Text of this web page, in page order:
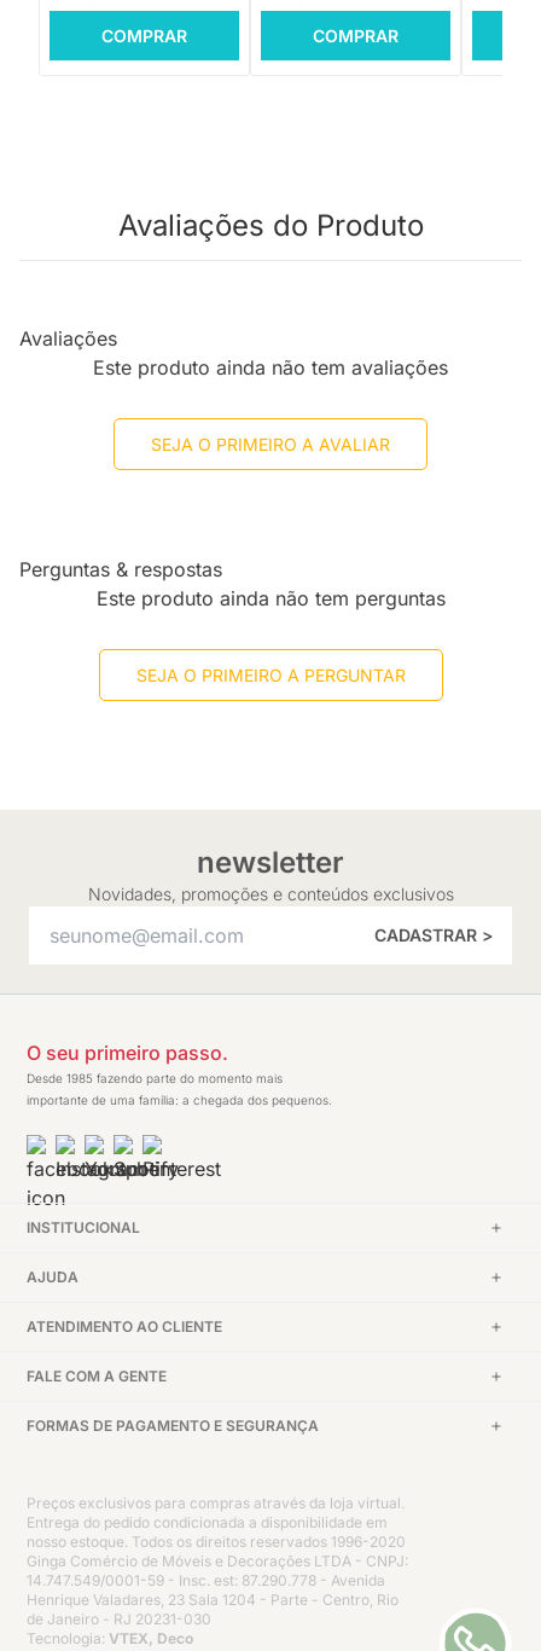
COMPRAR COMPRAR
Avaliações do Produto
Avaliações
Este produto ainda não tem avaliações
SEJA O PRIMEIRO A AVALIAR
Perguntas & respostas
Este produto ainda não tem perguntas
SEJA O PRIMEIRO A PERGUNTAR
newsletter
Novidades, promoções e conteúdos exclusivos
CADASTRAR >
O seu primeiro passo.
Desde 1985 fazendo parte do momento mais
importante de uma família: a chegada dos pequenos.
INSTITUCIONAL
AJUDA
ATENDIMENTO AO CLIENTE
FALE COM A GENTE
FORMAS DE PAGAMENTO E SEGURANÇA
Preços exclusivos para compras através da loja virtual.
Entrega do pedido condicionada a disponibilidade em
nosso estoque. Todos os direitos reservados 1996-2020
Ginga Comércio de Móveis e Decorações LTDA - CNPJ:
14.747.549/0001-59 - Insc. est: 87.290.778 - Avenida
Henrique Valadares, 23 Sala 1204 - Parte - Centro, Rio
de Janeiro - RJ 20231-030
Tecnologia: VTEX, Deco